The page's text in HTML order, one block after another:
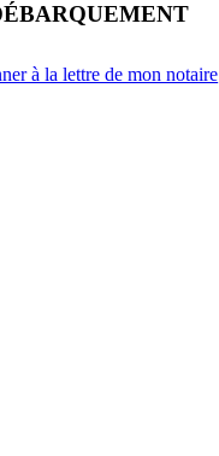
à la lettre de mon notaire